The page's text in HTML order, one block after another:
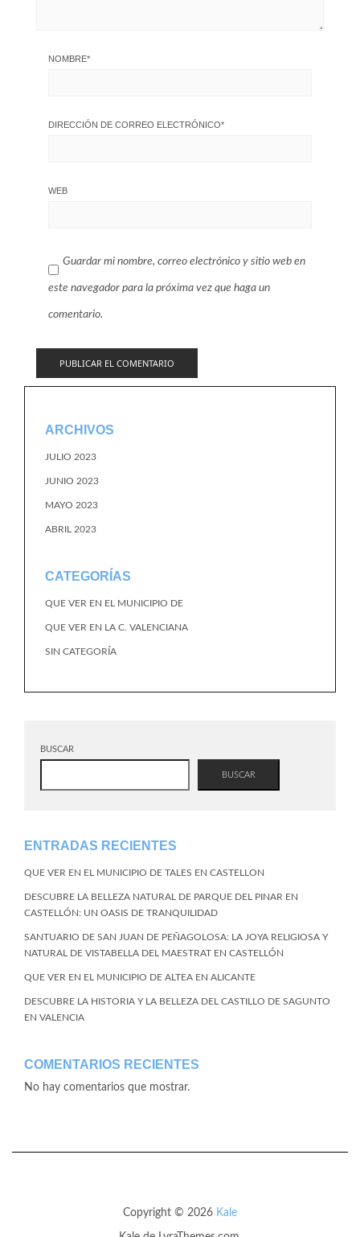
NOMBRE*
DIRECCIÓN DE CORREO ELECTRÓNICO*
WEB
Guardar mi nombre, correo electrónico y sitio web en
este navegador para la próxima vez que haga un
comentario.
ARCHIVOS
JULIO 2023
JUNIO 2023
MAYO 2023
ABRIL 2023
CATEGORÍAS
QUE VER EN EL MUNICIPIO DE
QUE VER EN LA C. VALENCIANA
SIN CATEGORÍA
BUSCAR
BUSCAR
ENTRADAS RECIENTES
QUE VER EN EL MUNICIPIO DE TALES EN CASTELLON
DESCUBRE LA BELLEZA NATURAL DE PARQUE DEL PINAR EN
CASTELLÓN: UN OASIS DE TRANQUILIDAD
SANTUARIO DE SAN JUAN DE PEÑAGOLOSA: LA JOYA RELIGIOSA Y
NATURAL DE VISTABELLA DEL MAESTRAT EN CASTELLÓN
QUE VER EN EL MUNICIPIO DE ALTEA EN ALICANTE
DESCUBRE LA HISTORIA Y LA BELLEZA DEL CASTILLO DE SAGUNTO
EN VALENCIA
COMENTARIOS RECIENTES
No hay comentarios que mostrar.
Copyright © 2026 Kale